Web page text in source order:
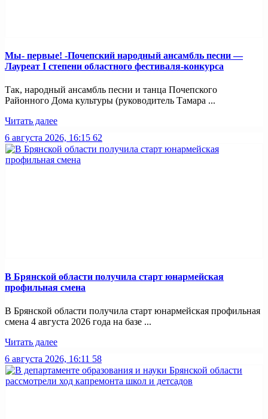
Мы- первые! -Почепский народный ансамбль песни —
Лауреат I степени областного фестиваля-конкурса
Так, народный ансамбль песни и танца Почепского
Районного Дома культуры (руководитель Тамара ...
Читать далее
6 августа 2026, 16:15 62
В Брянской области получила старт юнармейская
профильная смена
В Брянской области получила старт юнармейская профильная
смена 4 августа 2026 года на базе ...
Читать далее
6 августа 2026, 16:11 58